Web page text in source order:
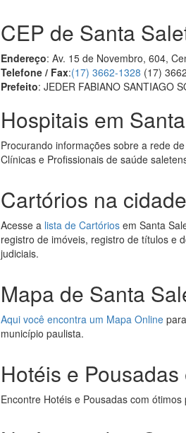
CEP de Santa
Endereço: Av. 15 de Novembro, 604,
Telefone / Fax:(17) 3662-1328 (17)
Prefeito: JEDER FABIANO SANTIAGO
Hospitais em
Procurando informações sobre a rede
Clínicas e Profissionais de saúde
Cartórios na
Acesse a lista de Cartórios em Santa
registro de imóveis, registro de títulos e
judiciais.
Mapa de Santa
Aqui você encontra um Mapa Online
município paulista.
Hotéis e
Encontre Hotéis e Pousadas com